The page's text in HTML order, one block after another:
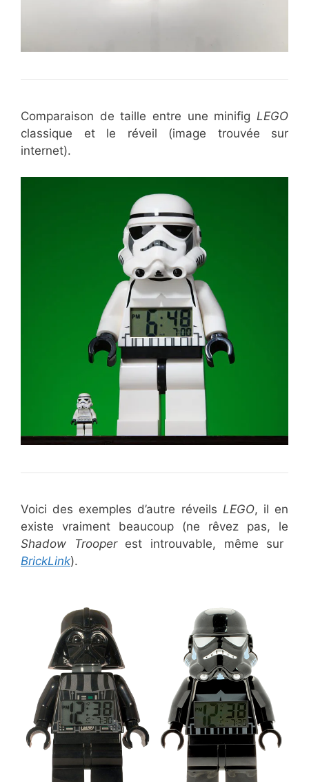
Comparaison de taille entre une minifig LEGO
classique et le réveil (image trouvée sur
internet).
Voici des exemples d’autre réveils LEGO, il en
existe vraiment beaucoup (ne rêvez pas, le
Shadow Trooperest introuvable, même sur
BrickLink).